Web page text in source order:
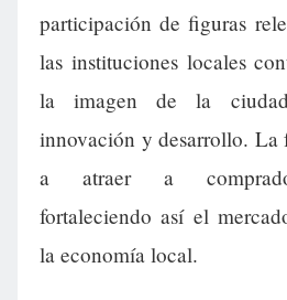
participación de figuras
las instituciones locales
la imagen de la
innovación y desarrollo. La
a atraer a
fortaleciendo así el
la economía local.